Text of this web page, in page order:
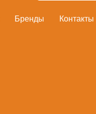
Бренды Контакты